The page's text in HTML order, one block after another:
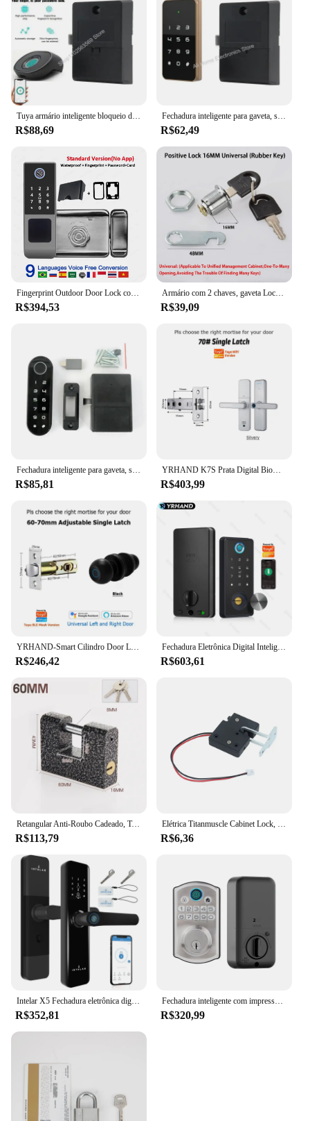
Tuya armário inteligente bloqueio de impressão digital bloqueio de gaveta de impressão digital atacado móveis armário fechadura da porta fechadura eletronica
R$88,69
Fechadura inteligente para gaveta, sensor de toque, senha, armário para sauna, academia, armário de arquivo, armazenamento, fechadura digital
R$62,49
Fingerprint Outdoor Door Lock com controle remoto, impermeável Digital Lock, TUYA WIFI, Código do cartão
R$394,53
Armário com 2 chaves, gaveta Lock, caixa de correio, Cam Lock, porta do armário, língua Lock, Hardware Móveis, 5 Sets, 10Sets
R$39,09
Fechadura inteligente para gaveta, sensor de toque, senha, armário, adequado para sauna, academia, armário de armazenamento de arquivo, fechadura digital
R$85,81
YRHAND K7S Prata Digital Biométrico Fechadura De Impressão Digital, Tuya Smart Door Lock App, Remoto Impermeável, Wi-Fi, Novo
R$403,99
YRHAND-Smart Cilindro Door Lock para Casa, Botão Digital, Impressão Digital, Tuya Bluetooth, Fácil Instalação, Eletronico
R$246,42
Fechadura Eletrônica Digital Inteligente De Embutir Sobrepor Com Biometria Chave Tag Senha Tuya Aplicativo Inteligente WIFI
R$603,61
Retangular Anti-Roubo Cadeado, Textura Mármore, Horizontal Abertura Lock, Aço Inoxidável, Cadeado anti-roubo, Segurança e Trava de segurança, 1PC
R$113,79
Elétrica Titanmuscle Cabinet Lock, picaretas à prova d'água para porta do armário, trava para gabinete expresso, DC 3-5V
R$6,36
R$352,81
Fechadura inteligente com impressão digital, fechadura para porta, teclado eletrônico, porta frontal, anti-espicultura, fechadura automática, senha, desbloqueio, tuya
R$320,99